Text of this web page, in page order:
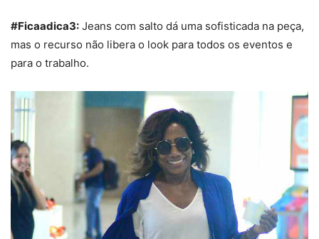
#Ficaadica3: Jeans com salto dá uma sofisticada na peça,
mas o recurso não libera o look para todos os eventos e
para o trabalho.